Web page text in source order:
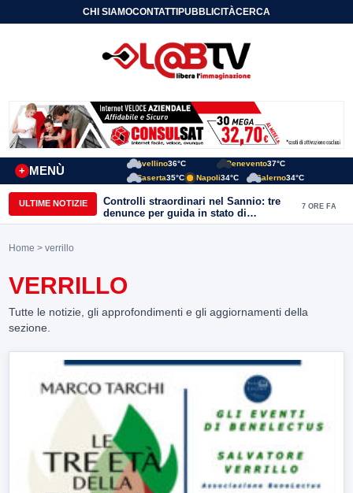
CHI SIAMOCONTATTIPUBBLICITÀCERCA
MENÙ
+
Avellino36°C Benevento37°C
Caserta35°C Napoli34°C Salerno34°C
ULTIME NOTIZIE
Controlli straordinari nel Sannio: tre
denunce per guida in stato di
ebbrezza, un arresto e 1.500 kg di
7 ORE FA
Home > verrillo
VERRILLO
Tutte le notizie, gli approfondimenti e gli aggiornamenti della
sezione.